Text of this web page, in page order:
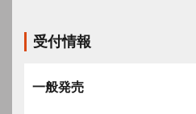
受付情報
一般発売